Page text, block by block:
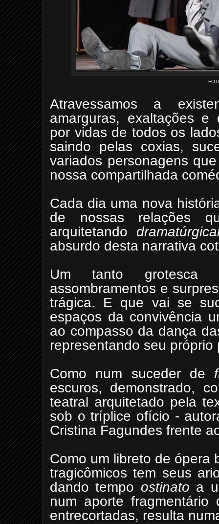
Atravessamos a
amarguras, exaltações e
por vidas de todos os
saindo pelas coxias,
variados personagens
nossa compartilhada
Cada dia uma nova
de nossas relações
arquitetando
absurdo desta narrativa
Um tanto grotesca
assombramentos e
trágica. E que vai se
espaços da convivência
ao compasso da dança
representando seu próprio
Como num suceder de
escuros, demonstrado,
teatral arquitetado pela
sob o tríplice ofício -
Cristina Fagundes frente
Como um libreto de ópera
tragicômicos tem seus
dando tempo ostinato a
num aporte
entrecortadas, resulta